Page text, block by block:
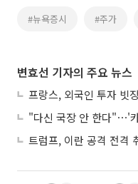
#뉴욕증시 #주가
변효선 기자의 주요 뉴스